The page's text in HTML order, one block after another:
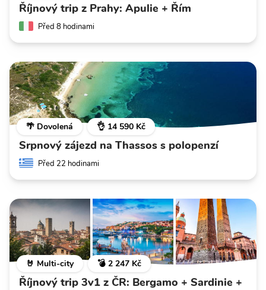
Říjnový trip z Prahy: Apulie + Řím
Před 8 hodinami
🌴 Dovolená 👌 14 590 Kč
Srpnový zájezd na Thassos s polopenzí
Před 22 hodinami
🤘 Multi-city 💣 2 247 Kč
Říjnový trip 3v1 z ČR: Bergamo + Sardinie +